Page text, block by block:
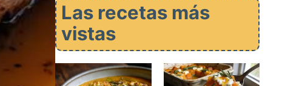
Las recetas más
vistas